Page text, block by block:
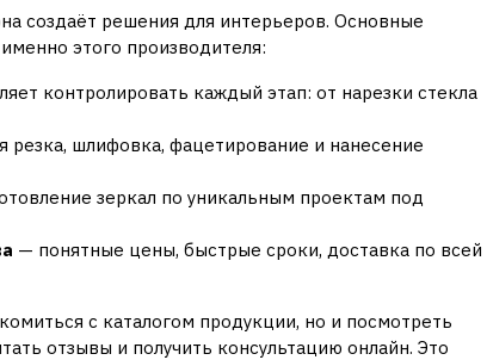
создаёт решения для интерьеров. Основные
этого производителя:
контролировать каждый этап: от нарезки стекла
резка, шлифовка, фацетирование и нанесение
зеркал по уникальным проектам под
— понятные цены, быстрые сроки, доставка по всей
с каталогом продукции, но и посмотреть
отзывы и получить консультацию онлайн. Это